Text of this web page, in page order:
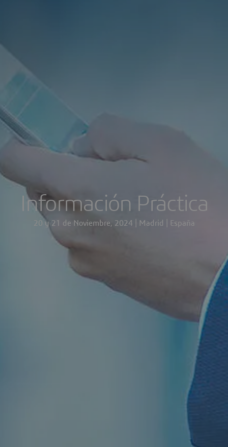
Información Práctica
20 y 21 de Noviembre, 2024 | Madrid | España